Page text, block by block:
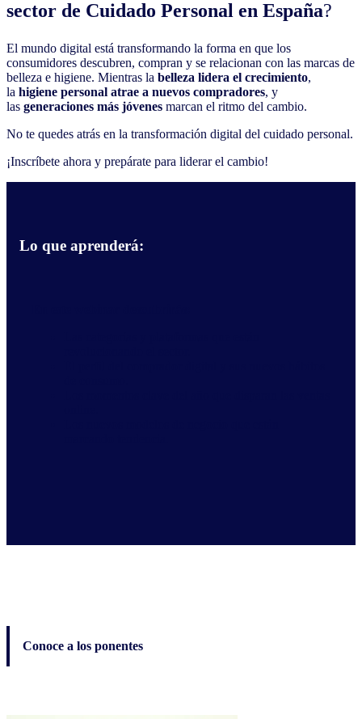
sector de Cuidado Personal en España?
El mundo digital está transformando la forma en que los
consumidores descubren, compran y se relacionan con las marcas de
belleza e higiene. Mientras la belleza lidera el crecimiento,
la higiene personal atrae a nuevos compradores, y
las generaciones más jóvenes marcan el ritmo del cambio.
No te quedes atrás en la transformación digital del cuidado personal.
¡Inscríbete ahora y prepárate para liderar el cambio!
Lo que aprenderá:
Conoce a los ponentes